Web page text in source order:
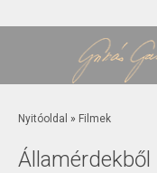
Jelenlegi hely
Nyitóoldal » Filmek
Államérdekből